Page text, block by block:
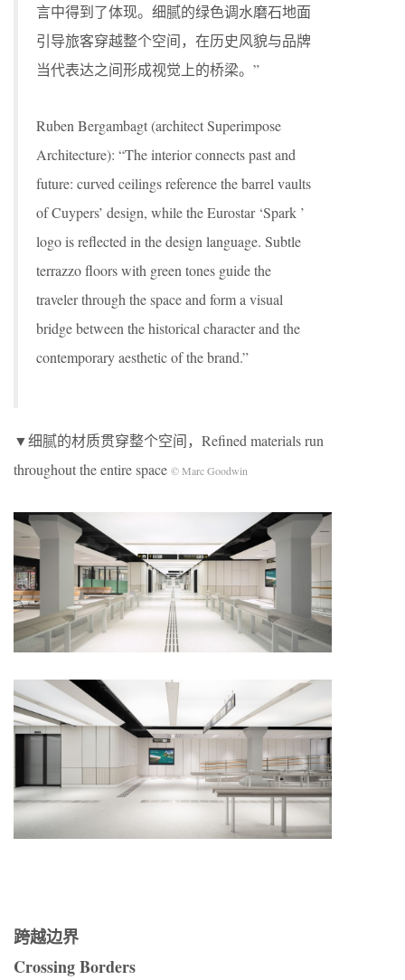
言中得到了体现。细腻的绿色调水磨石地面
引导旅客穿越整个空间，在历史风貌与品牌
当代表达之间形成视觉上的桥梁。”
Ruben Bergambagt (architect Superimpose
Architecture): “The interior connects past and
future: curved ceilings reference the barrel vaults
of Cuypers’ design, while the Eurostar ‘Spark ’
logo is reflected in the design language. Subtle
terrazzo floors with green tones guide the
traveler through the space and form a visual
bridge between the historical character and the
contemporary aesthetic of the brand.”
▼细腻的材质贯穿整个空间，Refined materials run
throughout the entire space © Marc Goodwin
跨越边界
Crossing Borders